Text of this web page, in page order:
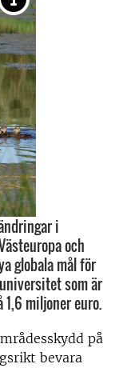
i
och
globala mål för
som är
miljoner euro.
på
bevara